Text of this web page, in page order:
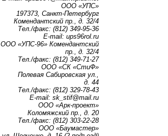
ООО «УПС»
197373, Санкт-Петербург
Комендантский пр., д. 32/4
Тел./факс: (812) 349-95-36
Е-mail: ups96rol.ru
ООО «УПС-96» Комендантский
пр., д. 32/4
Тел./факс: (812) 349-71-27
ООО «СК «СтиФ»
Полевая Сабировская ул.,
д. 44
Тел./факс: (812) 329-78-43
Е-mail: sk_stif@mail.ru
ООО «Арк-проект»
Коломяжский пр., д. 20
Тел./факс: (812) 303-22-28
ООО «Баумастер»